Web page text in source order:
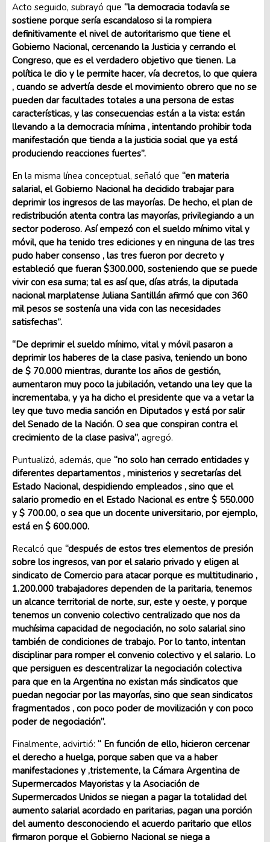
Acto seguido, subrayó que “la democracia todavía se
sostiene porque sería escandaloso si la rompiera
definitivamente el nivel de autoritarismo que tiene el
Gobierno Nacional, cercenando la Justicia y cerrando el
Congreso, que es el verdadero objetivo que tienen. La
política le dio y le permite hacer, vía decretos, lo que quiera
, cuando se advertía desde el movimiento obrero que no se
pueden dar facultades totales a una persona de estas
características, y las consecuencias están a la vista: están
llevando a la democracia mínima , intentando prohibir toda
manifestación que tienda a la justicia social que ya está
produciendo reacciones fuertes”.
En la misma línea conceptual, señaló que “en materia
salarial, el Gobierno Nacional ha decidido trabajar para
deprimir los ingresos de las mayorías. De hecho, el plan de
redistribución atenta contra las mayorías, privilegiando a un
sector poderoso. Así empezó con el sueldo mínimo vital y
móvil, que ha tenido tres ediciones y en ninguna de las tres
pudo haber consenso , las tres fueron por decreto y
estableció que fueran $300.000, sosteniendo que se puede
vivir con esa suma; tal es así que, días atrás, la diputada
nacional marplatense Juliana Santillán afirmó que con 360
mil pesos se sostenía una vida con las necesidades
satisfechas”.
“De deprimir el sueldo mínimo, vital y móvil pasaron a
deprimir los haberes de la clase pasiva, teniendo un bono
de $ 70.000 mientras, durante los años de gestión,
aumentaron muy poco la jubilación, vetando una ley que la
incrementaba, y ya ha dicho el presidente que va a vetar la
ley que tuvo media sanción en Diputados y está por salir
del Senado de la Nación. O sea que conspiran contra el
crecimiento de la clase pasiva”, agregó.
Puntualizó, además, que “no solo han cerrado entidades y
diferentes departamentos , ministerios y secretarías del
Estado Nacional, despidiendo empleados , sino que el
salario promedio en el Estado Nacional es entre $ 550.000
y $ 700.00, o sea que un docente universitario, por ejemplo,
está en $ 600.000.
Recalcó que “después de estos tres elementos de presión
sobre los ingresos, van por el salario privado y eligen al
sindicato de Comercio para atacar porque es multitudinario ,
1.200.000 trabajadores dependen de la paritaria, tenemos
un alcance territorial de norte, sur, este y oeste, y porque
tenemos un convenio colectivo centralizado que nos da
muchísima capacidad de negociación, no solo salarial sino
también de condiciones de trabajo. Por lo tanto, intentan
disciplinar para romper el convenio colectivo y el salario. Lo
que persiguen es descentralizar la negociación colectiva
para que en la Argentina no existan más sindicatos que
puedan negociar por las mayorías, sino que sean sindicatos
fragmentados , con poco poder de movilización y con poco
poder de negociación”.
Finalmente, advirtió: “ En función de ello, hicieron cercenar
el derecho a huelga, porque saben que va a haber
manifestaciones y ,tristemente, la Cámara Argentina de
Supermercados Mayoristas y la Asociación de
Supermercados Unidos se niegan a pagar la totalidad del
aumento salarial acordado en paritarias, pagan una porción
del aumento desconociendo el acuerdo paritario que ellos
firmaron porque el Gobierno Nacional se niega a